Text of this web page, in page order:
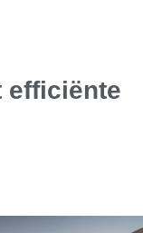
efficiënte